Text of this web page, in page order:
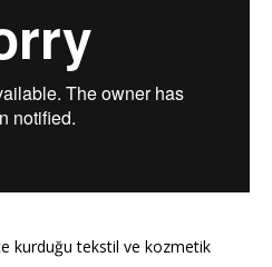
kurduğu tekstil ve kozmetik